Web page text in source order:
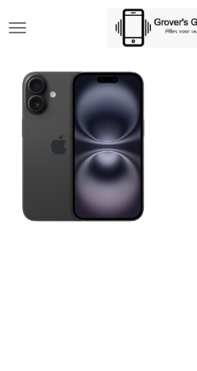
direct
hoofdinhoud